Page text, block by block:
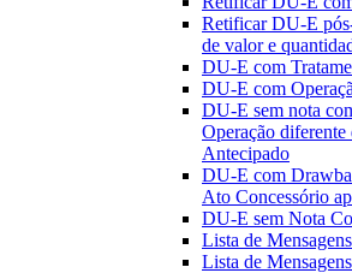
Retificar DU-E
de valor e
DU-E com
DU-E com
DU-E sem nota
Operação diferente
Antecipado
DU-E com
Ato Concessório
DU-E sem Nota
Lista de
Lista de